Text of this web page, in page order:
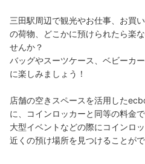
保管できる荷物数
大:7/ ¥700中:7/ ¥500 小:18/ ¥300
三田駅周辺で観光やお仕事、お買
の荷物、どこかに預けられたら楽
せんか？
バッグやスーツケース、ベビーカ
に楽しみましょう！
店舗の空きスペースを活用した
に、コインロッカーと同等の料金
大型イベントなどの際にコインロ
近くの預け場所を見つけることがで